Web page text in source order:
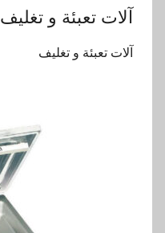
‏آلات تعبئة و تغليف
‏آلات تعبئة و تغليف